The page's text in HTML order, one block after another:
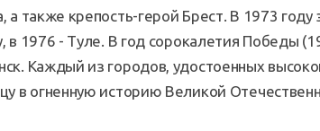
а также крепость-герой Брест. В 1973
в 1976 - Туле. В год сорокалетия Победы
Каждый из городов, удостоенных
в огненную историю Великой